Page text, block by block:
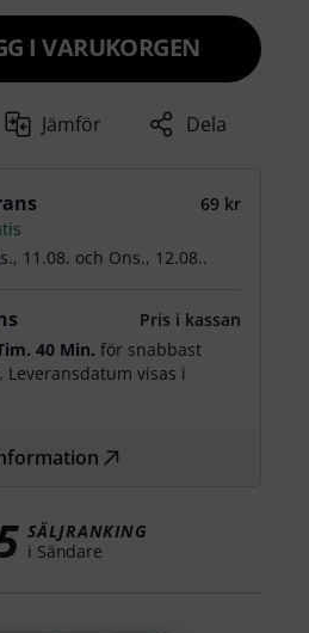
I VARUKORGEN
Jämför Dela
69 kr
11.08. och Ons., 12.08..
Pris i kassan
40 Min. för snabbast
Leveransdatum visas i
SÄLJRANKING
i Sändare